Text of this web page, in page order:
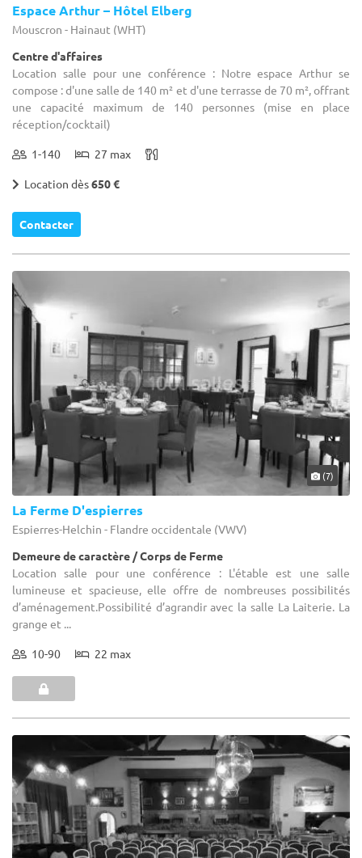
Espace Arthur – Hôtel Elberg
Mouscron - Hainaut (WHT)
Centre d'affaires
Location salle pour une conférence : Notre espace Arthur se
compose : d'une salle de 140 m² et d'une terrasse de 70 m², offrant
une capacité maximum de 140 personnes (mise en place
réception/cocktail)
1-140 27 max
Location dès650 €
Contacter
(7)
La Ferme D'espierres
Espierres-Helchin - Flandre occidentale (VWV)
Demeure de caractère / Corps de Ferme
Location salle pour une conférence : L'étable est une salle
lumineuse et spacieuse, elle offre de nombreuses possibilités
d’aménagement.Possibilité d’agrandir avec la salle La Laiterie. La
grange et ...
10-90 22 max